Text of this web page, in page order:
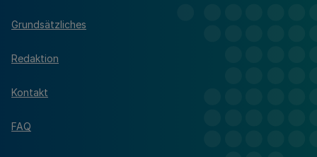
Grundsätzliches
Redaktion
Kontakt
FAQ